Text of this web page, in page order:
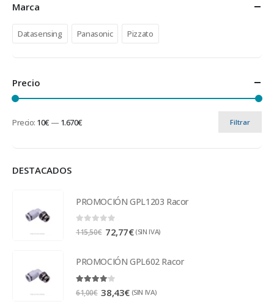
Marca
Datasensing Panasonic Pizzato
Precio
Filtrar
Precio: 10€ — 1.670€
DESTACADOS
PROMOCIÓN GPL1203 Racor
0 out of 5
115,50€ 72,77€ (SIN IVA)
PROMOCIÓN GPL602 Racor
4.00out of 5
61,00€ 38,43€ (SIN IVA)